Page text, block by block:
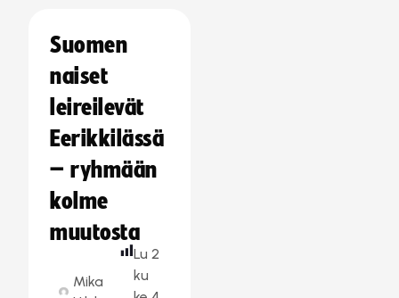
Suomen
naiset
leireilevät
Eerikkilässä
– ryhmään
kolme
muutosta
Mika
Lu
ku
2